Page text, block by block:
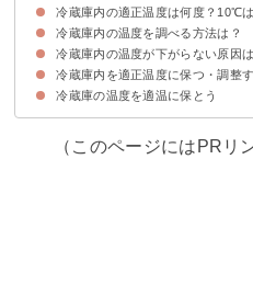
冷蔵庫内の適正温度は何度？10℃
冷蔵庫内の温度の基準は法で決め
冷蔵庫（家庭用）の部屋別の温度
冷蔵室内の場所でも温度が変わる
冷蔵庫内の温度を調べる方法は？
冷蔵庫内の温度が下がらない原因は
①開閉の回数が多い
②冷風口近くに食材を置いている
③食材の入れすぎ
④冷風口に霜がついている
⑤冷蔵庫周辺のスペースが狭い
冷蔵庫内を適正温度に保つ・調整
冷蔵庫の強・中・弱の設定を季節
冷蔵庫の温度を適温に保とう
（このページにはPRリ